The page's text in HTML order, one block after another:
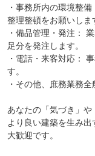
・事務所内の環境整
整理整頓をお願いしま
・備品管理・発注：
足分を発注します。
・電話・来客対応：
す。
・その他、庶務業務全
あなたの「気づき」や
より良い建築を生み
大歓迎です。